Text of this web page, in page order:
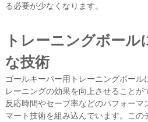
る必要が少なくなります。
トレーニングボール
な技術
ゴールキーパー用トレーニングボール
レーニングの効果を向上させることが
反応時間やセーブ率などのパフォーマ
マート技術を組み込んでいます。こ